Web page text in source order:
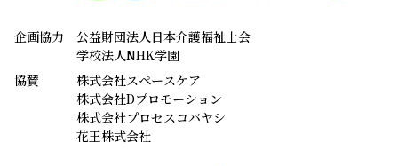
企画協力
公益財団法人日本介護福祉士会
学校法人NHK学園
協賛
株式会社スペースケア
株式会社Dプロモーション
株式会社プロセスコバヤシ
花王株式会社